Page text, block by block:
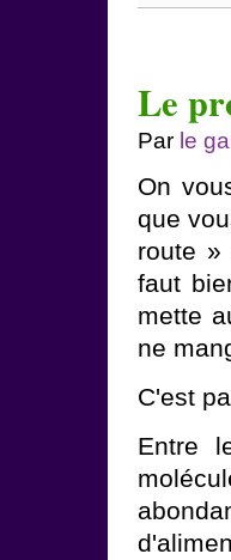
Le
Par le
On
que
route »
faut
mette
ne
C'est
Entre